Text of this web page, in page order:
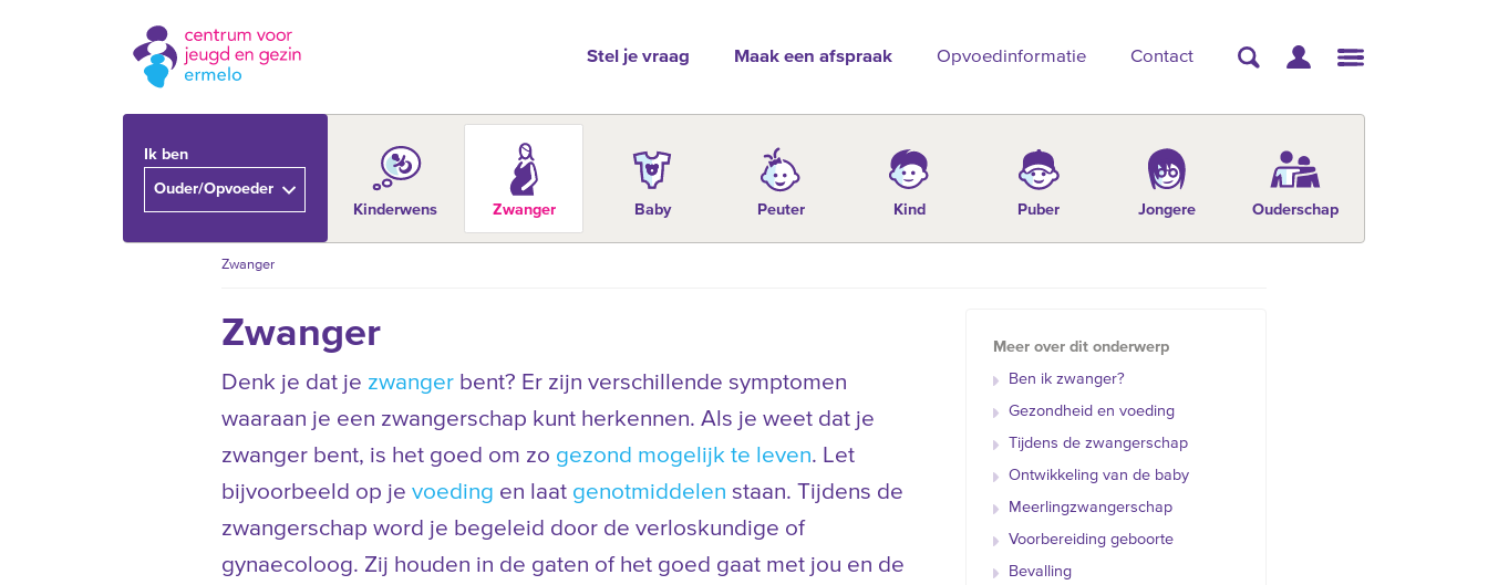
Stel je vraag Maak een afspraak Opvoedinformatie Contact
Ik ben
Ouder/Opvoeder
Kinderwens
Zwanger Baby Peuter Kind Puber Jongere Ouderschap
Zwanger
Zwanger
Denk je dat je zwanger bent? Er zijn verschillende symptomen
waaraan je een zwangerschap kunt herkennen. Als je weet dat je
zwanger bent, is het goed om zo gezond mogelijk te leven. Let
bijvoorbeeld op je voeding en laat genotmiddelen staan. Tijdens de
zwangerschap word je begeleid door de verloskundige of
gynaecoloog. Zij houden in de gaten of het goed gaat met jou en de
Meer over dit onderwerp
Ben ik zwanger?
Gezondheid en voeding
Tijdens de zwangerschap
Ontwikkeling van de baby
Meerlingzwangerschap
Voorbereiding geboorte
Bevalling